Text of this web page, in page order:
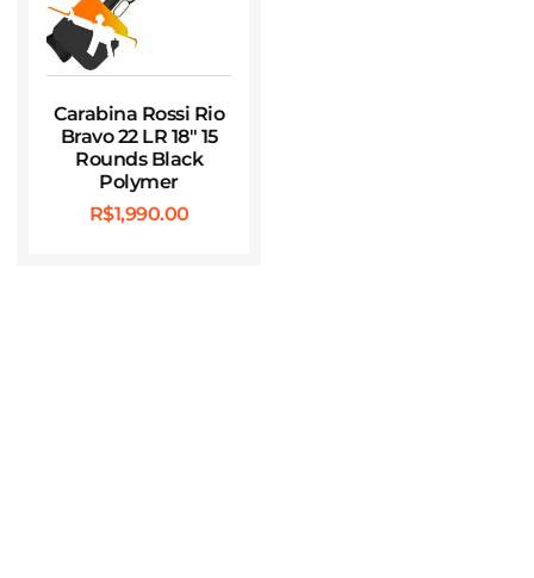
Carabina Rossi Rio
Bravo 22 LR 18″ 15
Rounds Black
Polymer
R$1,990.00